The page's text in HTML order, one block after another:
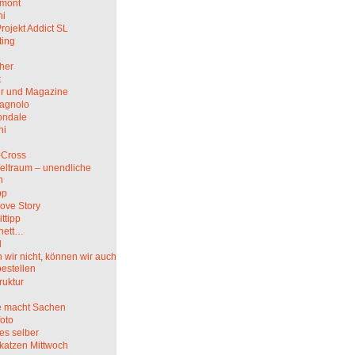
Addict SL
und Magazine
– unendliche
Story
wir nicht, können wir auch
macht Sachen
selber
Mittwoch